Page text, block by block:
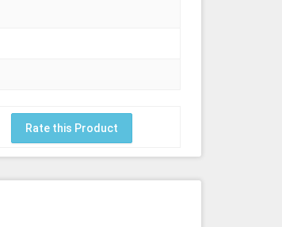
Rate this Product